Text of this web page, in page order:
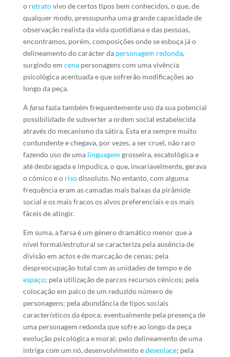
o retratovivo de certos tipos bem conhecidos, o que, de
qualquer modo, pressupunha uma grande capacidade de
observação realista da vida quotidiana e das pessoas,
encontramos, porém, composições onde se esboça já o
delineamento do carácter da personagem redonda,
surgindo em cenapersonagens com uma vivência
psicológica acentuada e que sofrerão modificações ao
longo da peça.
A farsafazia também frequentemente uso da sua potencial
possibilidade de subverter a ordem social estabelecida
através do mecanismo da sátira. Esta era sempre muito
contundente e chegava, por vezes, a ser cruel, não raro
fazendo uso de uma linguagem grosseira, escatológica e
até desbragada e impudica, o que, invariavelmente, gerava
o cómico e o risodissoluto. No entanto, com alguma
frequência eram as camadas mais baixas da pirâmide
social e os mais fracos os alvos preferenciais e os mais
fáceis de atingir.
Em suma, a farsa é um género dramático menor que a
nível formal/estrutural se caracteriza pela ausência de
divisão em actos e de marcação de cenas; pela
despreocupação total com as unidades de tempo e de
espaço; pela utilização de parcos recursos cénicos; pela
colocação em palco de um reduzido número de
personagens; pela abundância de tipos sociais
característicos da época; eventualmente pela presença de
uma personagem redonda que sofre ao longo da peça
evolução psicológica e moral; pelo delineamento de uma
intriga com um nó, desenvolvimento edesenlace; pela